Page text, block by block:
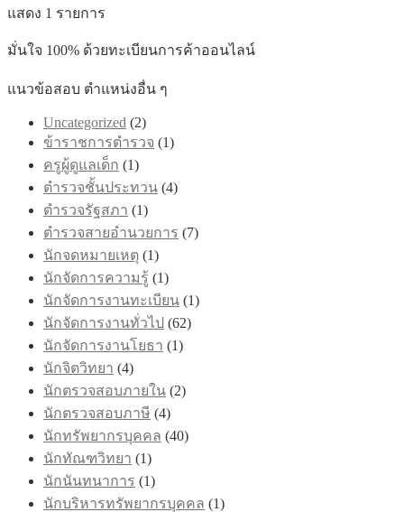
แสดง 1 รายการ
มั่นใจ 100% ด้วยทะเบียนการค้าออนไลน์
แนวข้อสอบ ตำแหน่งอื่น ๆ
Uncategorized (2)
ข้าราชการตำรวจ (1)
ครูผู้ดูแลเด็ก (1)
ตำรวจชั้นประทวน (4)
ตำรวจรัฐสภา (1)
ตำรวจสายอำนวยการ (7)
นักจดหมายเหตุ (1)
นักจัดการความรู้ (1)
นักจัดการงานทะเบียน (1)
นักจัดการงานทั่วไป (62)
นักจัดการงานโยธา (1)
นักจิตวิทยา (4)
นักตรวจสอบภายใน (2)
นักตรวจสอบภาษี (4)
นักทรัพยากรบุคคล (40)
นักทัณฑวิทยา (1)
นักนันทนาการ (1)
นักบริหารทรัพยากรบุคคล (1)